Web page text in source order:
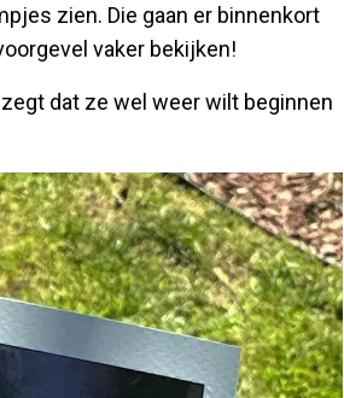
zien. Die gaan er binnenkort
vaker bekijken!
dat ze wel weer wilt beginnen